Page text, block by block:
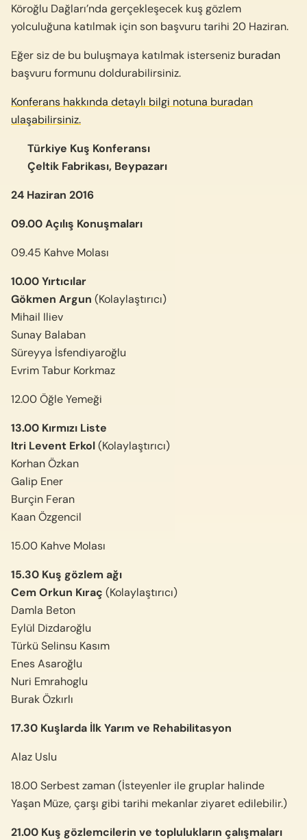
Köroğlu Dağları’nda gerçekleşecek kuş gözlem
yolculuğuna katılmak için son başvuru tarihi 20 Haziran.
Eğer siz de bu buluşmaya katılmak isterseniz buradan
başvuru formunu doldurabilirsiniz.
Konferans hakkında detaylı bilgi notuna buradan
ulaşabilirsiniz.
Türkiye Kuş Konferansı
Çeltik Fabrikası, Beypazarı
24 Haziran 2016
09.00 Açılış Konuşmaları
09.45 Kahve Molası
10.00 Yırtıcılar
Gökmen Argun (Kolaylaştırıcı)
Mihail Iliev
Sunay Balaban
Süreyya İsfendiyaroğlu
Evrim Tabur Korkmaz
12.00 Öğle Yemeği
13.00 Kırmızı Liste
Itri Levent Erkol(Kolaylaştırıcı)
Korhan Özkan
Galip Ener
Burçin Feran
Kaan Özgencil
15.00 Kahve Molası
15.30 Kuş gözlem ağı
Cem Orkun Kıraç (Kolaylaştırıcı)
Damla Beton
Eylül Dizdaroğlu
Türkü Selinsu Kasım
Enes Asaroğlu
Nuri Emrahoglu
Burak Özkırlı
17.30 Kuşlarda İlk Yarım ve Rehabilitasyon
Alaz Uslu
18.00 Serbest zaman (İsteyenler ile gruplar halinde
Yaşan Müze, çarşı gibi tarihi mekanlar ziyaret edilebilir.)
21.00 Kuş gözlemcilerin ve toplulukların çalışmaları